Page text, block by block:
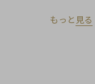
もっと 見る